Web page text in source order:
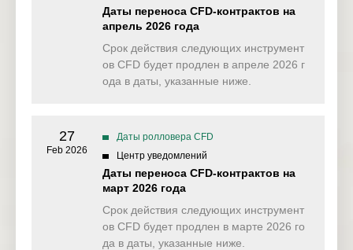
UK100ft
UK100 Index
Future
GER40ft
Germany 40
Future
18 Jun 2026
UKOUSDft Brent Oil Future
CHINA50ft CHINA50 Future
HK50ft
Hong Kong 50
Future
25 Jun 2026
Даты переноса CFD-контрактов на
апрель 2026 года
Срок действия следующих инструмент
ов CFD будет продлен в апреле 2026 г
ода в даты, указанные ниже.
27
Feb 2026
Даты ролловера CFD
Центр уведомлений
Даты переноса CFD-контрактов на
март 2026 года
Срок действия следующих инструмент
ов CFD будет продлен в марте 2026 го
да в даты, указанные ниже.